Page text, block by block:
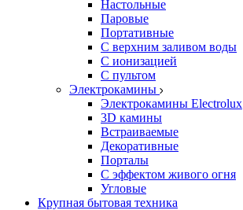
Настольные
Паровые
Портативные
С верхним заливом воды
С ионизацией
С пультом
Электрокамины
Электрокамины Electrolux
3D камины
Встраиваемые
Декоративные
Порталы
С эффектом живого огня
Угловые
Крупная бытовая техника